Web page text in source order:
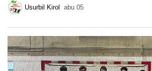
Usurbil Kirol abu 05